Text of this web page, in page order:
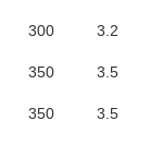
300 3.2
350 3.5
350 3.5